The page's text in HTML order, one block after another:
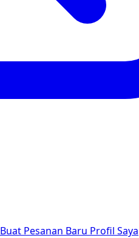
Buat Pesanan Baru Profil Saya